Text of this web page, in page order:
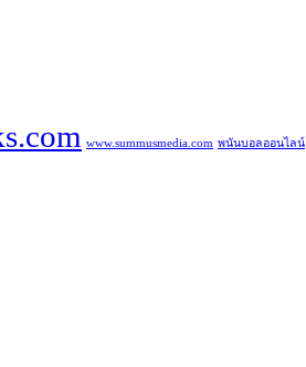
www.summusmedia.com พนันบอลออนไลน์